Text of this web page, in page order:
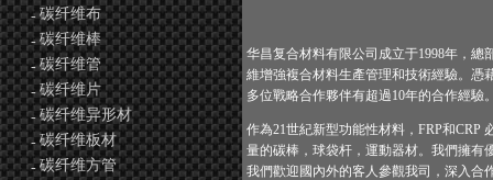
- 碳纤维布
- 碳纤维棒
- 碳纤维管
- 碳纤维片
- 碳纤维异形材
- 碳纤维板材
- 碳纤维方管
华昌复合材料有限公司成立于1998年，
維增強複合材料生產管理和技術經驗。憑
多位戰略合作夥伴有超過10年的合作經驗
作為21世紀新型功能性材料，FRP和CRP
量的碳棒，球袋杆，運動器材。我們擁有
我們歡迎國內外的客人參觀我司，深入合